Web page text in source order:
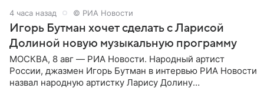
4 часа назад © РИА Новости
Игорь Бутман хочет сделать с Ларисой
Долиной новую музыкальную программу
МОСКВА, 8 авг — РИА Новости. Народный артист
России, джазмен Игорь Бутман в интервью РИА Новости
назвал народную артистку Ларису Долину